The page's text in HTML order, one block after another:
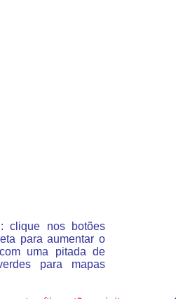
clique nos botões
para aumentar o
uma pitada de
para mapas